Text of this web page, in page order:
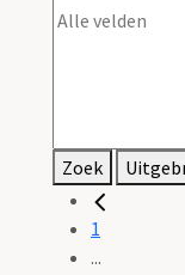
Zoek
1
...